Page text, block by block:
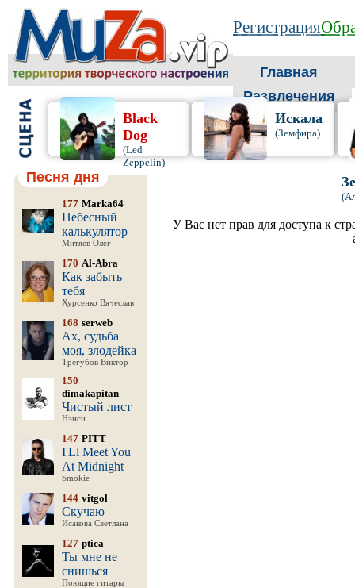
Регистрация
Главная
Развлечения
Black
Dog
(Led
Zeppelin)
Искала
(Земфира)
Песня дня
177 Marka64
Небесный
калькулятор
Митяев Олег
170 Al-Abra
Как забыть
тебя
Хурсенко Вячеслав
168 serweb
Ах, судьба
моя, злодейка
Трегубов Виктор
150
dimakapitan
Чистый лист
Нэнси
147 PITT
I'Ll Meet You
At Midnight
Smokie
144 vitgol
Скучаю
Исакова Светлана
127 ptica
Ты мне не
снишься
Поющие гитары
У Вас нет прав для доступа к